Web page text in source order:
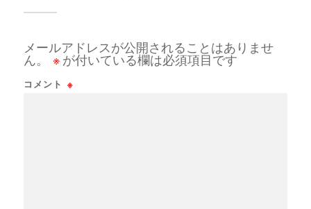
メールアドレスが公開されることはありませ
ん。
※ が付いている欄は必須項目です
コメント ※